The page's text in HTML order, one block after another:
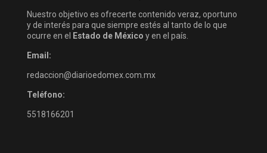
Nuestro objetivo es ofrecerte contenido veraz, oportuno
y de interés para que siempre estés al tanto de lo que
ocurre en el
Estado de México y en el país.
Email:
redaccion@diarioedomex.com.mx
Teléfono:
5518166201